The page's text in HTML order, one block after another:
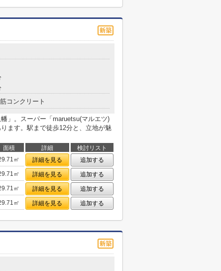
コンクリート
」。スーパー「maruetsu(マルエツ)
ます。駅まで徒歩12分と、立地が魅
面積 詳細
検討リスト
㎡ 詳細を見る
追加する
㎡ 詳細を見る
追加する
㎡ 詳細を見る
追加する
㎡ 詳細を見る 追加する